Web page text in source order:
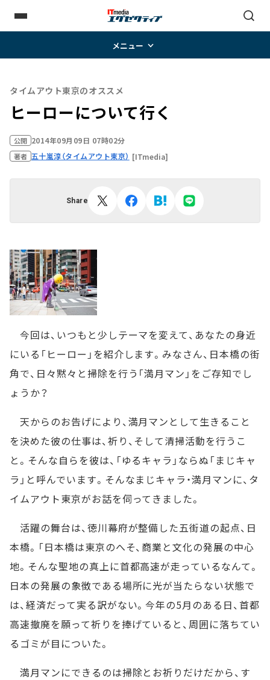
メニュー
タイムアウト東京のオススメ
ヒーローについて行く
公開 2014年09月09日 07時02分
著者 五十嵐淳（タイムアウト東京） [ITmedia]
Share
今回は、いつもと少しテーマを変えて、あなたの身近
にいる「ヒーロー」を紹介します。みなさん、日本橋の街
角で、日々黙々と掃除を行う「満月マン」をご存知でし
ょうか？
天からのお告げにより、満月マンとして生きること
を決めた彼の仕事は、祈り、そして清掃活動を行うこ
と。そんな自らを彼は、「ゆるキャラ」ならぬ「まじキャ
ラ」と呼んでいます。そんなまじキャラ・満月マンに、タ
イムアウト東京がお話を伺ってきました。
活躍の舞台は、徳川幕府が整備した五街道の起点、日
本橋。「日本橋は東京のへそ、商業と文化の発展の中心
地。そんな聖地の真上に首都高速が走っているなんて。
日本の発展の象徴である場所に光が当たらない状態で
は、経済だって実る訳がない。今年の5月のある日、首都
高速撤廃を願って祈りを捧げていると、周囲に落ちてい
るゴミが目についた。
満月マンにできるのは掃除とお祈りだけだから、す